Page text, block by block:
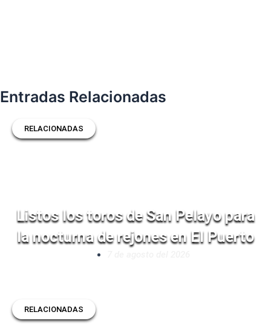
Entradas Relacionadas
RELACIONADAS
Listos los toros de San Pelayo para
la nocturna de rejones en El Puerto
RELACIONADAS